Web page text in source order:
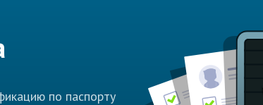
по паспорту